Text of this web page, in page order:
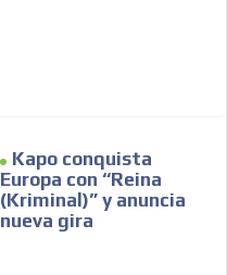
Kapo conquista
Europa con “Reina
(Kriminal)” y anuncia
nueva gira